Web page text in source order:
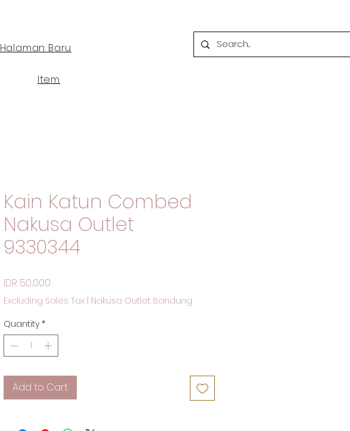
Halaman Baru
Item
Kain Katun Combed
Nakusa Outlet
9330344
IDR 50,000
Excluding Sales Tax Nakusa Outlet Bandung
Quantity *
Add to Cart